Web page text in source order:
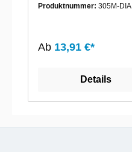
Produktnummer: 305M-DIA
Ab 13,91 €*
Details